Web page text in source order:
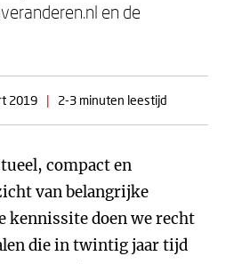
en de
2019 | 2-3 minuten leestijd
compact en
van belangrijke
kennissite doen we recht
die in twintig jaar tijd